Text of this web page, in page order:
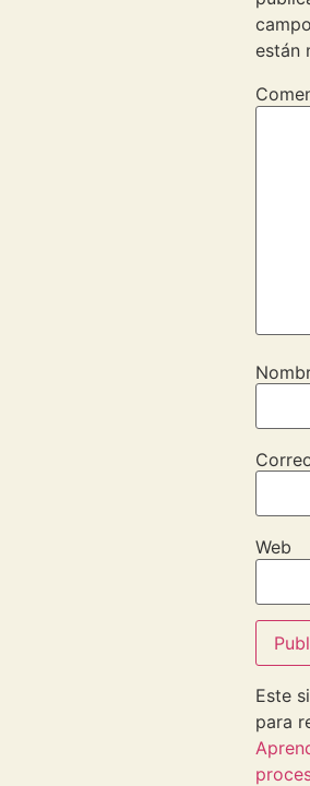
están
Web
Este
para